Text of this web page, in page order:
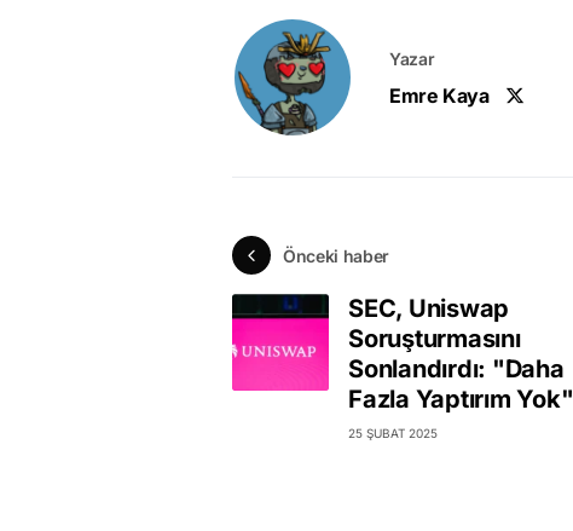
Yazar
Emre Kaya
Önceki haber
SEC, Uniswap
Soruşturmasını
Sonlandırdı: "Daha
Fazla Yaptırım Yok"
25 ŞUBAT 2025